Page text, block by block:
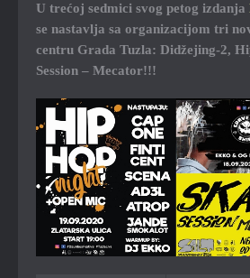
U trećoj sedmici svog petog izdanja
se nastavlja sa organizacijom tri
centru Grada Tuzla: Didžejing-2,
Session – Mecator!!!